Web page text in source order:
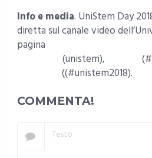
Info e media. UniStem Day
diretta sul canale video
pagina
(unistem),
((#unistem2018).
COMMENTA!